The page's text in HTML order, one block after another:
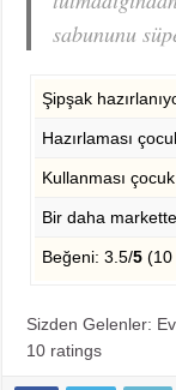
sabununu
Şipşak
Hazırlaması
Kullanması
Bir daha
Beğeni: 3.5/5(10
Sizden Gelenler: Ev
10 ratings